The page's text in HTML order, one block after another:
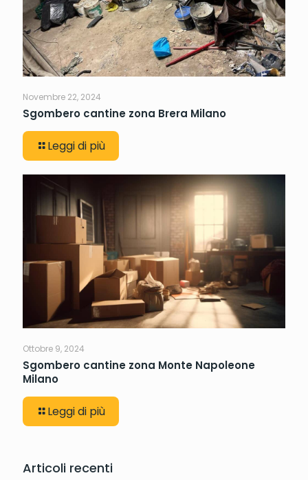
Novembre 22, 2024
Sgombero cantine zona Brera Milano
Leggi di più
Ottobre 9, 2024
Sgombero cantine zona Monte Napoleone
Milano
Leggi di più
Articoli recenti